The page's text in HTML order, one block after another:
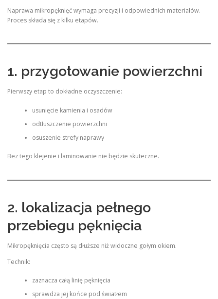
Naprawa mikropęknięć wymaga precyzji i odpowiednich materiałów.
Proces składa się z kilku etapów.
1. przygotowanie powierzchni
Pierwszy etap to dokładne oczyszczenie:
usunięcie kamienia i osadów
odtłuszczenie powierzchni
osuszenie strefy naprawy
Bez tego klejenie i laminowanie nie będzie skuteczne.
2. lokalizacja pełnego
przebiegu pęknięcia
Mikropęknięcia często są dłuższe niż widoczne gołym okiem.
Technik:
zaznacza całą linię pęknięcia
sprawdza jej końce pod światłem